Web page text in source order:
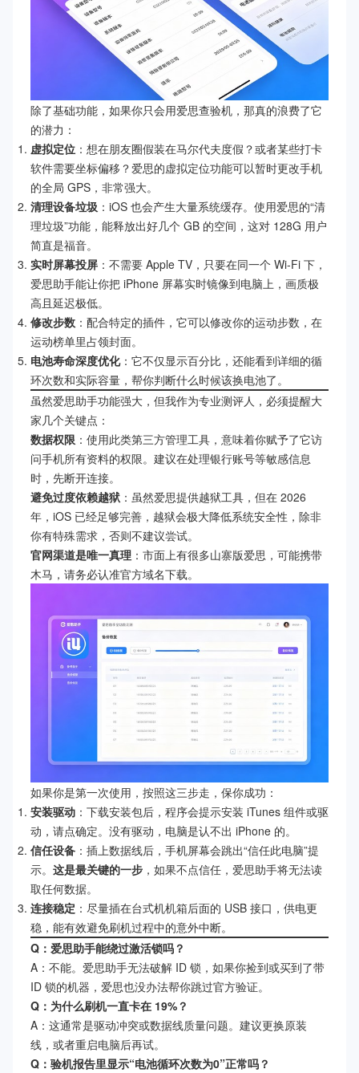
除了基础功能，如果你只会用爱思查验机，那真的浪费了它
的潜力：
虚拟定位 ：想在朋友圈假装在马尔代夫度假？或者某些打卡
软件需要坐标偏移？爱思的虚拟定位功能可以暂时更改手机
的全局 GPS，非常强大。
清理设备垃圾 ：iOS 也会产生大量系统缓存。使用爱思的“清
理垃圾”功能，能释放出好几个 GB 的空间，这对 128G 用户
简直是福音。
实时屏幕投屏 ：不需要 Apple TV，只要在同一个 Wi-Fi 下，
爱思助手能让你把 iPhone 屏幕实时镜像到电脑上，画质极
高且延迟极低。
修改步数 ：配合特定的插件，它可以修改你的运动步数，在
运动榜单里占领封面。
电池寿命深度优化：它不仅显示百分比，还能看到详细的循
环次数和实际容量，帮你判断什么时候该换电池了。
虽然爱思助手功能强大，但我作为专业测评人，必须提醒大
家几个关键点：
数据权限 ：使用此类第三方管理工具，意味着你赋予了它访
问手机所有资料的权限。建议在处理银行账号等敏感信息
时，先断开连接。
避免过度依赖越狱 ：虽然爱思提供越狱工具，但在 2026
年，iOS 已经足够完善，越狱会极大降低系统安全性，除非
你有特殊需求，否则不建议尝试。
官网渠道是唯一真理 ：市面上有很多山寨版爱思，可能携带
木马，请务必认准官方域名下载。
如果你是第一次使用，按照这三步走，保你成功：
安装驱动 ：下载安装包后，程序会提示安装 iTunes 组件或驱
动，请点确定。没有驱动，电脑是认不出 iPhone 的。
信任设备 ：插上数据线后，手机屏幕会跳出“信任此电脑”提
示。 这是最关键的一步 ，如果不点信任，爱思助手将无法读
取任何数据。
连接稳定 ：尽量插在台式机机箱后面的 USB 接口，供电更
稳，能有效避免刷机过程中的意外中断。
Q：爱思助手能绕过激活锁吗？
A：不能。爱思助手无法破解 ID 锁，如果你捡到或买到了带
ID 锁的机器，爱思也没办法帮你跳过官方验证。
Q：为什么刷机一直卡在 19%？
A：这通常是驱动冲突或数据线质量问题。建议更换原装
线，或者重启电脑后再试。
Q：验机报告里显示“电池循环次数为0”正常吗？